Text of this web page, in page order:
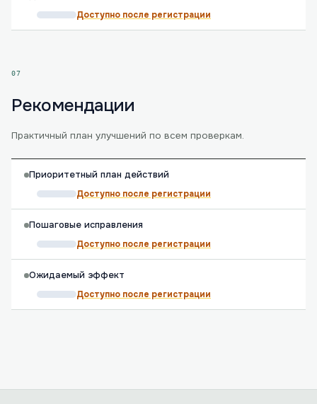
Доступно после регистрации
07
Рекомендации
Практичный план улучшений по всем проверкам.
Приоритетный план действий
Доступно после регистрации
Пошаговые исправления
Доступно после регистрации
Ожидаемый эффект
Доступно после регистрации